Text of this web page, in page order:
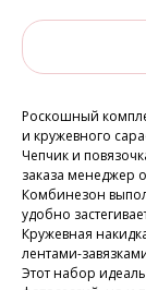
Роскошный
и кружевного
Чепчик и
заказа менеджер
Комбинезон
удобно
Кружевная
лентами-
Этот набор